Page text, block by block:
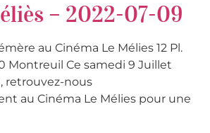
– 2022-07-09
au Cinéma Le Mélies 12 Pl.
Montreuil Ce samedi 9 Juillet
retrouvez-nous
au Cinéma Le Mélies pour une